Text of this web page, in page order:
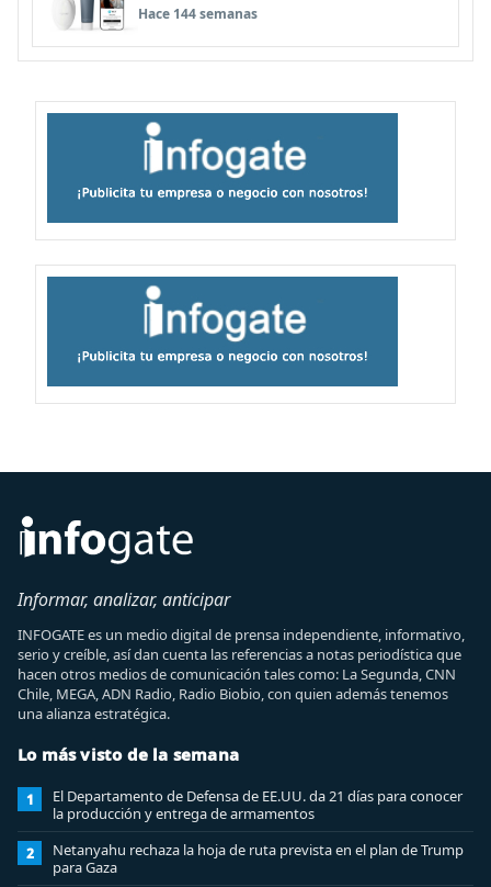
Hace 144 semanas
Informar, analizar, anticipar
INFOGATE es un medio digital de prensa independiente, informativo,
serio y creíble, así dan cuenta las referencias a notas periodística que
hacen otros medios de comunicación tales como: La Segunda, CNN
Chile, MEGA, ADN Radio, Radio Biobio, con quien además tenemos
una alianza estratégica.
Lo más visto de la semana
1
El Departamento de Defensa de EE.UU. da 21 días para conocer
la producción y entrega de armamentos
2
Netanyahu rechaza la hoja de ruta prevista en el plan de Trump
para Gaza